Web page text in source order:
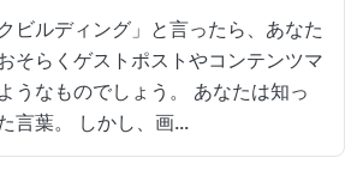
ビルディング」と言ったら、あなた
そらくゲストポストやコンテンツマ
うなものでしょう。 あなたは知っ
言葉。 しかし、画...